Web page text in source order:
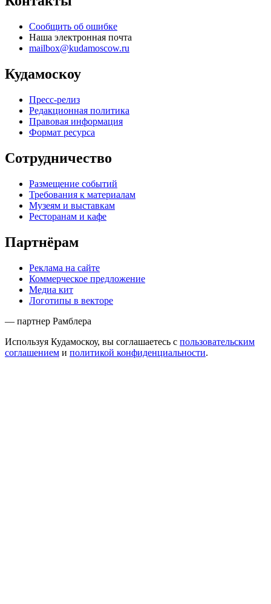
Сообщить об ошибке
Наша электронная почта
mailbox@kudamoscow.ru
Кудамоскоу
Пресс-релиз
Редакционная политика
Правовая информация
Формат ресурса
Сотрудничество
Размещение событий
Требования к материалам
Музеям и выставкам
Ресторанам и кафе
Партнёрам
Реклама на сайте
Коммерческое предложение
Медиа кит
Логотипы в векторе
— партнер Рамблера
Используя Кудамоскоу, вы соглашаетесь с пользовательским
соглашением и политикой конфиденциальности.